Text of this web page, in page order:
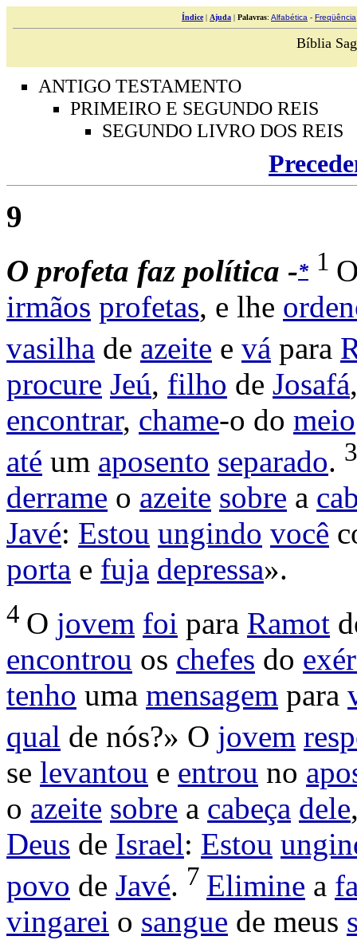
Índice| Ajuda | Palavras: Alfabética - Freqüência
Bíblia
ANTIGO TESTAMENTO
PRIMEIRO E SEGUNDO REIS
SEGUNDO LIVRO DOS REIS
9
O profeta faz política -* 1
irmãos profetas, e lhe
vasilha de azeite e vá para
procure Jeú, filho de Josafá
encontrar, chame-o do meio
até um aposento separado.
derrame o azeite sobre a
Javé: Estou ungindo você
porta e fuja depressa».
4 O jovem foi para Ramot
encontrou os chefes do
tenho uma mensagem para
qual de nós?» O jovem
se levantou e entrou no
o azeite sobre a cabeça dele
Deus de Israel: Estou
povo de Javé. 7 Elimine a
vingarei o sangue de meus